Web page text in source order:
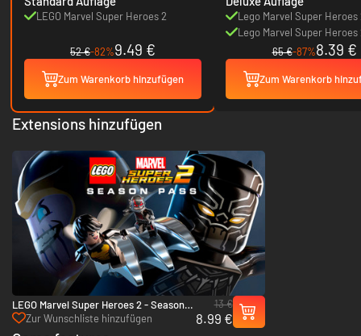
LEGO Marvel Super Heroes 2
52 €-82%9.49 €
Zum Warenkorb hinzufügen
Lego Marvel Super Heroes
Lego Marvel Super Heroes
Season Pass
65 €-87%8.39 €
Zum Warenkorb
Extensions hinzufügen
LEGO Marvel Super Heroes 2 - Season
Pass - Xbox One & Xbox Series X|S
Zur Wunschliste hinzufügen
13 €
8.99 €